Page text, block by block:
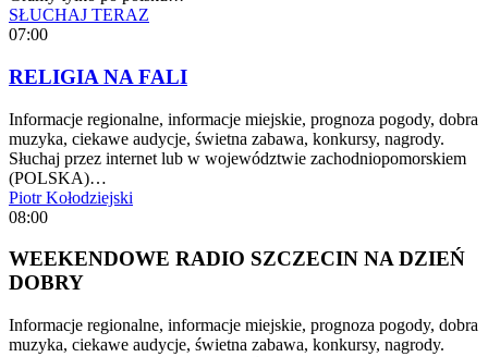
SŁUCHAJ TERAZ
07:00
RELIGIA NA FALI
Informacje regionalne, informacje miejskie, prognoza pogody, dobra
muzyka, ciekawe audycje, świetna zabawa, konkursy, nagrody.
Słuchaj przez internet lub w województwie zachodniopomorskiem
(POLSKA)…
Piotr Kołodziejski
08:00
WEEKENDOWE RADIO SZCZECIN NA DZIEŃ
DOBRY
Informacje regionalne, informacje miejskie, prognoza pogody, dobra
muzyka, ciekawe audycje, świetna zabawa, konkursy, nagrody.